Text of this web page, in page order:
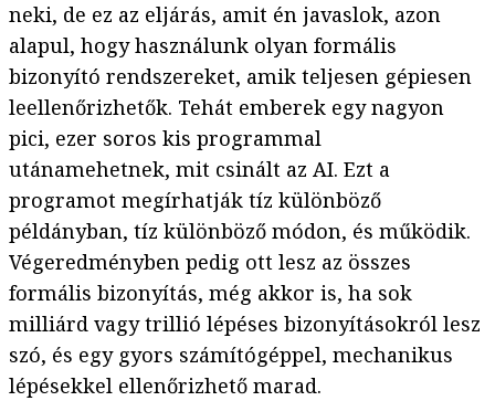
neki, de ez az eljárás, amit én javaslok, azon
alapul, hogy használunk olyan formális
bizonyító rendszereket, amik teljesen gépiesen
leellenőrizhetők. Tehát emberek egy nagyon
pici, ezer soros kis programmal
utánamehetnek, mit csinált az AI. Ezt a
programot megírhatják tíz különböző
példányban, tíz különböző módon, és működik.
Végeredményben pedig ott lesz az összes
formális bizonyítás, még akkor is, ha sok
milliárd vagy trillió lépéses bizonyításokról lesz
szó, és egy gyors számítógéppel, mechanikus
lépésekkel ellenőrizhető marad.